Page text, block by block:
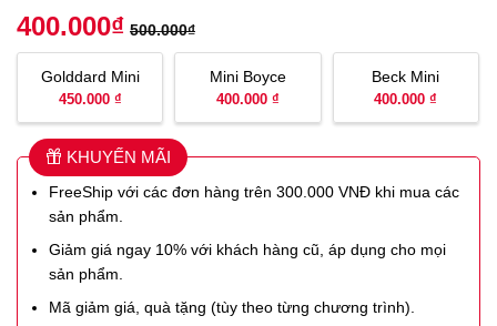
dựa trên
400.000₫ 500.000₫
Golddard Mini
450.000 ₫
Mini Boyce
400.000 ₫
Beck Mini
400.000 ₫
KHUYẾN MÃI
FreeShip với các đơn hàng trên 300.000 VNĐ khi mua các
sản phẩm.
Giảm giá ngay 10% với khách hàng cũ, áp dụng cho mọi
sản phẩm.
Mã giảm giá, quà tặng (tùy theo từng chương trình).